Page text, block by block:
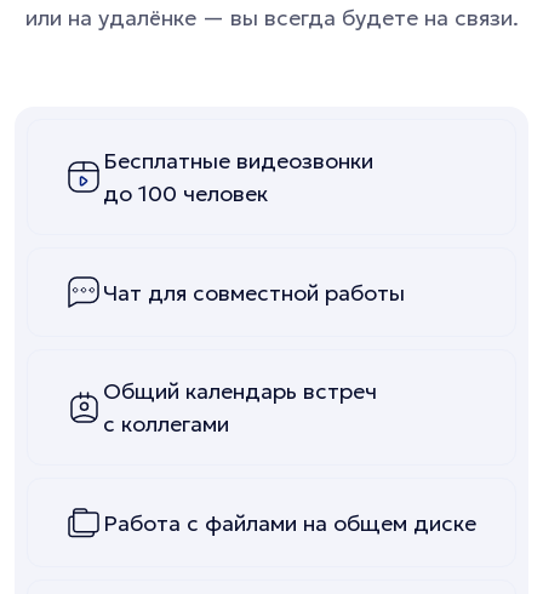
или на удалёнке — вы всегда будете на связи.
Бесплатные видеозвонки
до 100 человек
Чат для совместной работы
Общий календарь встреч
с коллегами
Работа с файлами на общем диске